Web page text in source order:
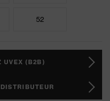
52
UVEX (B2B)